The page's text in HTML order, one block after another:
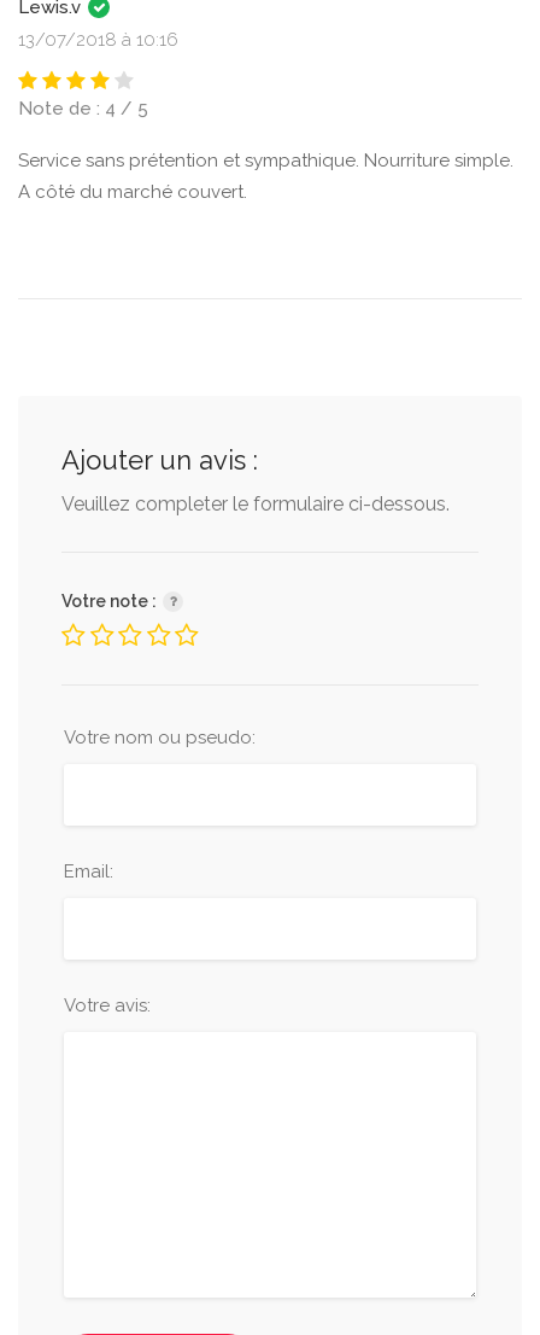
Lewis.v
13/07/2018 à 10:16
Note de : 4 / 5
Service sans prétention et sympathique. Nourriture simple.
A côté du marché couvert.
Ajouter un avis :
Veuillez completer le formulaire ci-dessous.
Votre note :
Votre nom ou pseudo:
Email:
Votre avis: